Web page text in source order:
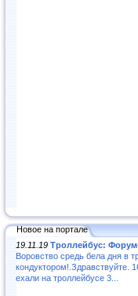
Новое на портале
19.11.19 Троллейбус:
Воровство средь бела дня в
кондуктором!.Здравствуйте.
ехали на троллейбусе 3...